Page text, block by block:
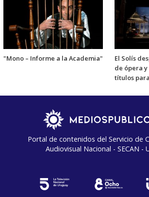
"Mono – Informe a la Academia"
El Solís
de ópera
títulos
Portal de contenidos del Servicio de
Audiovisual Nacional - SECAN -